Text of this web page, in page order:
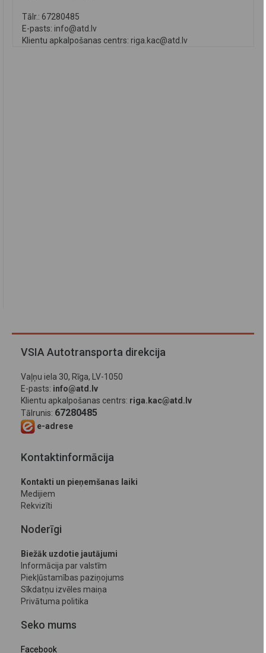
Tālr.: 67280485
E-pasts: info@atd.lv
Klientu apkalpošanas centrs: riga.kac@atd.lv
VSIA Autotransporta direkcija
Vaļņu iela 30, Rīga, LV-1050
E-pasts: info@atd.lv
Klientu apkalpošanas centrs: riga.kac@atd.lv
Tālrunis: 67280485
e-adrese
Kontaktinformācija
Kontakti un pieņemšanas laiki
Medijiem
Rekvizīti
Noderīgi
Biežāk uzdotie jautājumi
Informācija par valstīm
Piekļūstamības paziņojums
Sīkdatņu izvēles maiņa
Privātuma politika
Seko mums
Facebook